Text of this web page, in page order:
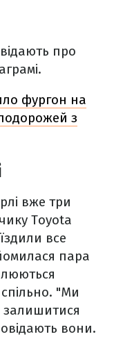
про
фургон на
з
вже три
Toyota
все
пара
"Ми
залишитися
вони.